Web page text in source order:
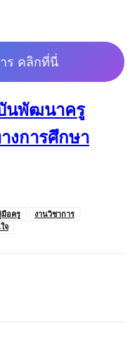
ร คลิกที่นี่
นพัฒนาครู
งการศึกษา
อครู
งานวิชาการ
จ